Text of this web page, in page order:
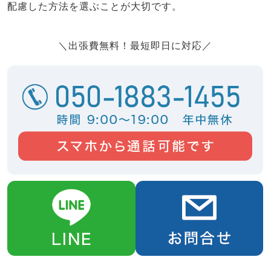
配慮した方法を選ぶことが大切です。
＼出張費無料！最短即日に対応／